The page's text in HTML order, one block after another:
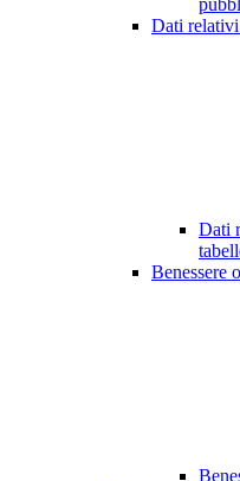
Dati
Dati
Benessere